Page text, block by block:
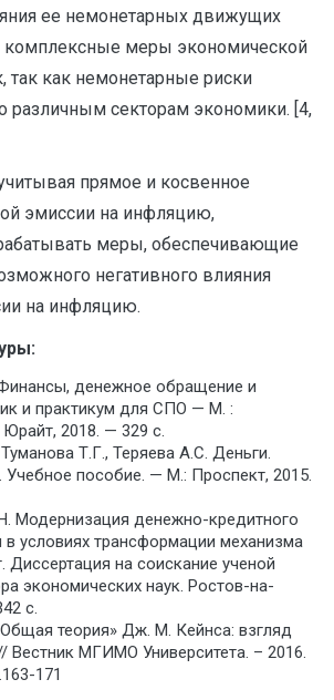
ее немонетарных движущих
меры экономической
так как немонетарные риски
различным секторам экономики. [4,
прямое и косвенное
эмиссии на инфляцию,
меры, обеспечивающие
негативного влияния
на инфляцию.
денежное обращение и
и практикум для СПО — М. :
2018. — 329 с.
Т.Г., Теряева А.С. Деньги.
Учебное пособие. — М.: Проспект, 2015.
Модернизация денежно-кредитного
в условиях трансформации механизма
Диссертация на соискание ученой
экономических наук. Ростов-на-
с.
теория» Дж. М. Кейнса: взгляд
Вестник МГИМО Университета. – 2016.
171